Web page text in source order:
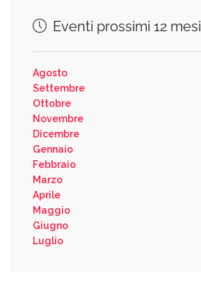
Eventi prossimi 12 mesi
Agosto
Settembre
Ottobre
Novembre
Dicembre
Gennaio
Febbraio
Marzo
Aprile
Maggio
Giugno
Luglio